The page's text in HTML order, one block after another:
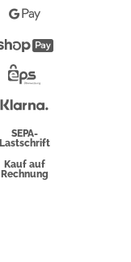
Pay
Google
Pay
Überweisung
SEPA-
Lastschrift
Kauf auf
Rechnung